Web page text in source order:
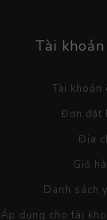
Tài
Tài khoản
Đơn đặt
Địa
Giỏ
Danh sách
Áp dụng cho tài